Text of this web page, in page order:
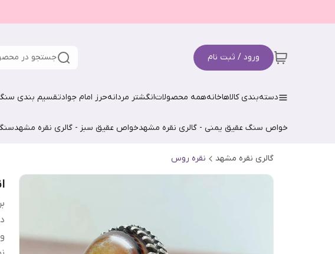
ورود / ثبت نام جستجو در
دسته‌بندی کالاهاخانههمه محصولاتانگشتر مردانهحرز امام جوادتقسیم بندی
خواص سنگ عقیق یمنی - گالری نقره مشهدخواص عقیق سبز - گالری نقره مشهد
گالری نقره مشهد نقره روس